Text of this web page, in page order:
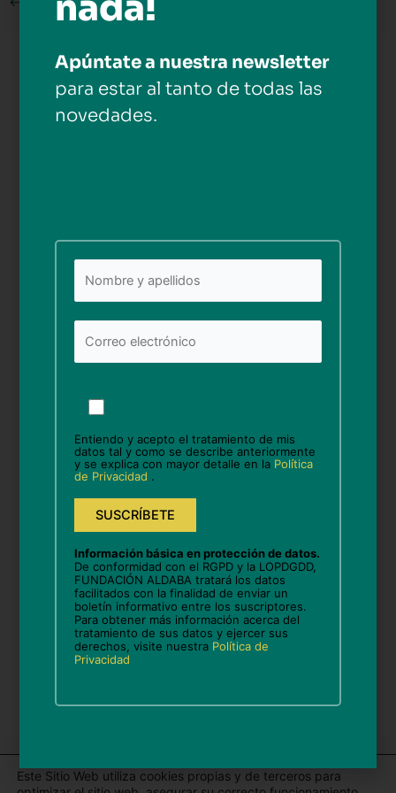
Deja una respuesta
Los campos obligatorios están marcados con
Correo
electrónico*
Guarda mi nombre, correo electrónico y web en
este navegador para la próxima vez que comente.
Este Sitio Web utiliza cookies propias y de terceros para
Apúntate a nuestra newsletter
para estar al tanto de todas las
novedades.
favor,
este
campo
vacío.
Entiendo y acepto el tratamiento de mis
datos tal y como se describe anteriormente
y se explica con mayor detalle en la Política
de Privacidad .
Información básica en protección de datos.
De conformidad con el RGPD y la LOPDGDD,
FUNDACIÓN ALDABA tratará los datos
facilitados con la finalidad de enviar un
boletín informativo entre los suscriptores.
Para obtener más información acerca del
tratamiento de sus datos y ejercer sus
derechos, visite nuestra Política de
Privacidad